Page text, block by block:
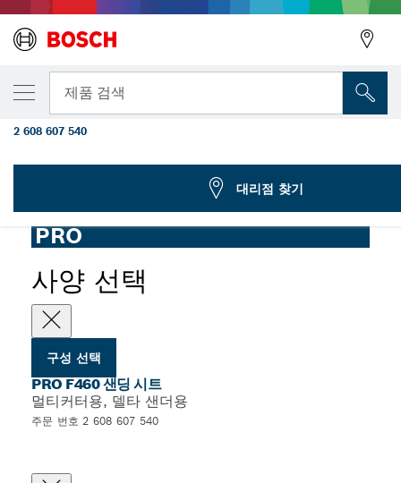
제품 검색
PRO
사양 선택
구성 선택
PRO F460 샌딩 시트
멀티커터용, 델타 샌더용
주문 번호 2 608 607 540
선택한 변형
PRO F460 샌딩 시트, 93 x 93mm, G60, G80,
G180, G240, 10개
2 608 607 540
대리점 찾기